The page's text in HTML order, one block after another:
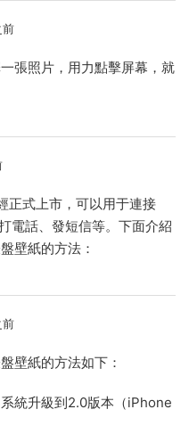
張照片，用力點擊屏幕，就
正式上市，可以用于連接
電話、發短信等。下面介紹
壁紙的方法：
壁紙的方法如下：
統升級到2.0版本（iPhone